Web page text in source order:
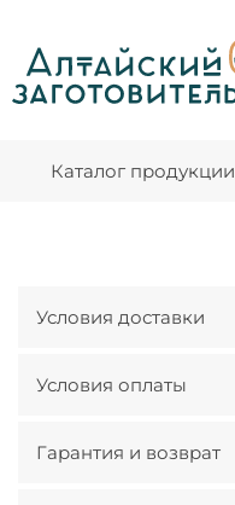
Каталог продукции
Условия доставки
Условия оплаты
Гарантия и возврат